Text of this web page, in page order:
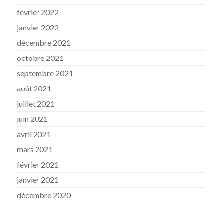
février 2022
janvier 2022
décembre 2021
octobre 2021
septembre 2021
août 2021
juillet 2021
juin 2021
avril 2021
mars 2021
février 2021
janvier 2021
décembre 2020